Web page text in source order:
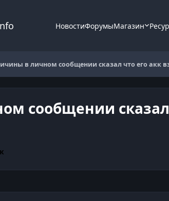
НовостиФорумыМагазин
в личном сообщении сказал что его акк
сообщении сказал